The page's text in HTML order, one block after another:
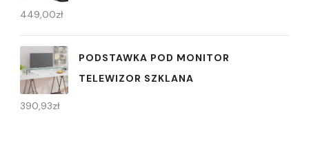
449,00zł
PODSTAWKA POD MONITOR
TELEWIZOR SZKLANA
390,93zł